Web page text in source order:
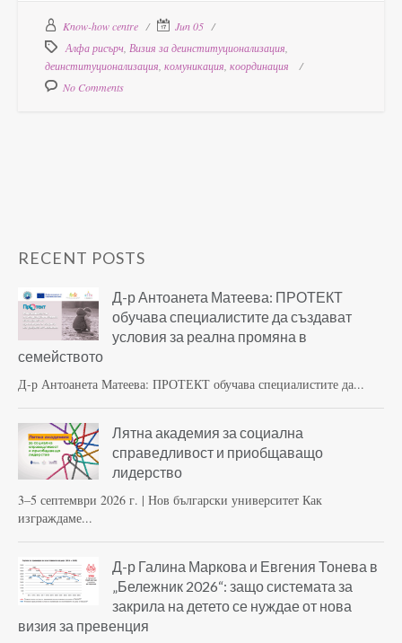
Know-how centre
Jun 05
Алфа рисърч Визия за деинституционализация
деинституционализация комуникация координация
No Comments
RECENT POSTS
Д-р Антоанета Матеева: ПРОТЕКТ
обучава специалистите да създават
условия за реална промяна в
семейството
Д-р Антоанета Матеева: ПРОТЕКТ обучава специалистите да...
Лятна академия за социална
справедливост и приобщаващо
лидерство
3–5 септември 2026 г. | Нов български университет Как
изграждаме...
Д-р Галина Маркова и Евгения Тонева в
„Бележник 2026“: защо системата за
закрила на детето се нуждае от нова
визия за превенция